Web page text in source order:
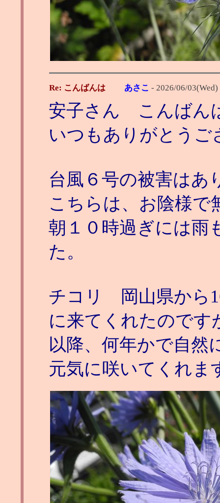
Re: こんばんは あさこ - 2026/06/03(Wed)
安子さん こんばん
いつもありがとうご
台風６号の被害はあ
こちらは、お陰様で
朝１０時過ぎには雨
た。
チコリ 岡山県から
に来てくれたのです
以降、何年かで自然
元気に咲いてくれま